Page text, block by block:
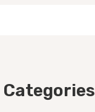
Categories